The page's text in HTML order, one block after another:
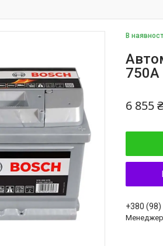
В
750A
6 855 ₴
+380
Менеджер